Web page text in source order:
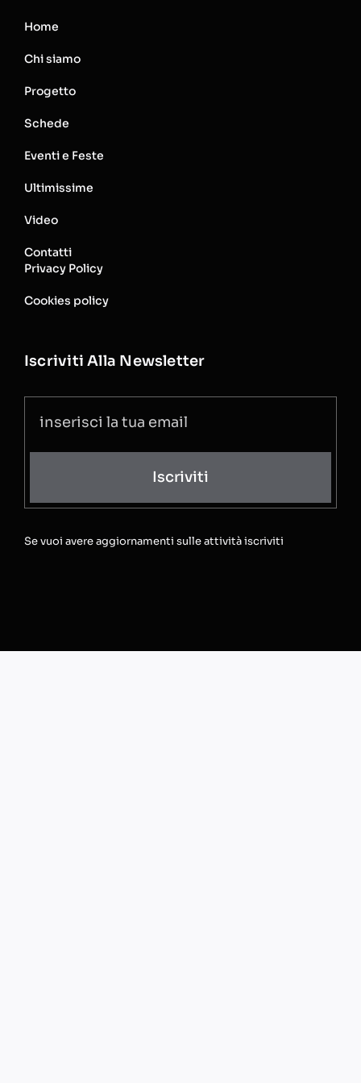
Home
Chi siamo
Progetto
Schede
Eventi e Feste
Ultimissime
Video
Contatti
Privacy Policy
Cookies policy
Iscriviti Alla Newsletter
Iscriviti
Se vuoi avere aggiornamenti sulle attività iscriviti